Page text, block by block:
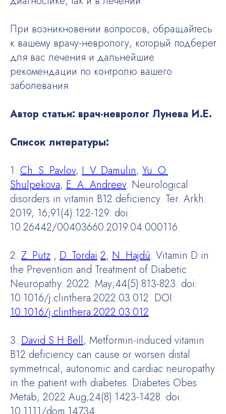
При возникновении вопросов, обращайтесь
к вашему врачу-неврологу, который подберет
для вас лечения и дальнейшие
рекомендации по контролю вашего
заболевания.
Автор статьи: врач-невролог Лунева И.Е.
Список литературы:
1. Ch. S. Pavlov, I. V. Damulin, Yu. O.
Shulpekova, E. A. Andreev. Neurological
disorders in vitamin B12 deficiency. Ter. Arkh.
2019, 16;91(4):122-129. doi:
10.26442/00403660.2019.04.000116.
2. Z. Putz , D. Tordai 2, N. Hajdú. Vitamin D in
the Prevention and Treatment of Diabetic
Neuropathy. 2022: May;44(5):813-823. doi:
10.1016/j.clinthera.2022.03.012. DOI:
10.1016/j.clinthera.2022.03.012
3. David S H Bell, Metformin-induced vitamin
B12 deficiency can cause or worsen distal
symmetrical, autonomic and cardiac neuropathy
in the patient with diabetes. Diabetes Obes
Metab; 2022 Aug;24(8):1423-1428. doi: